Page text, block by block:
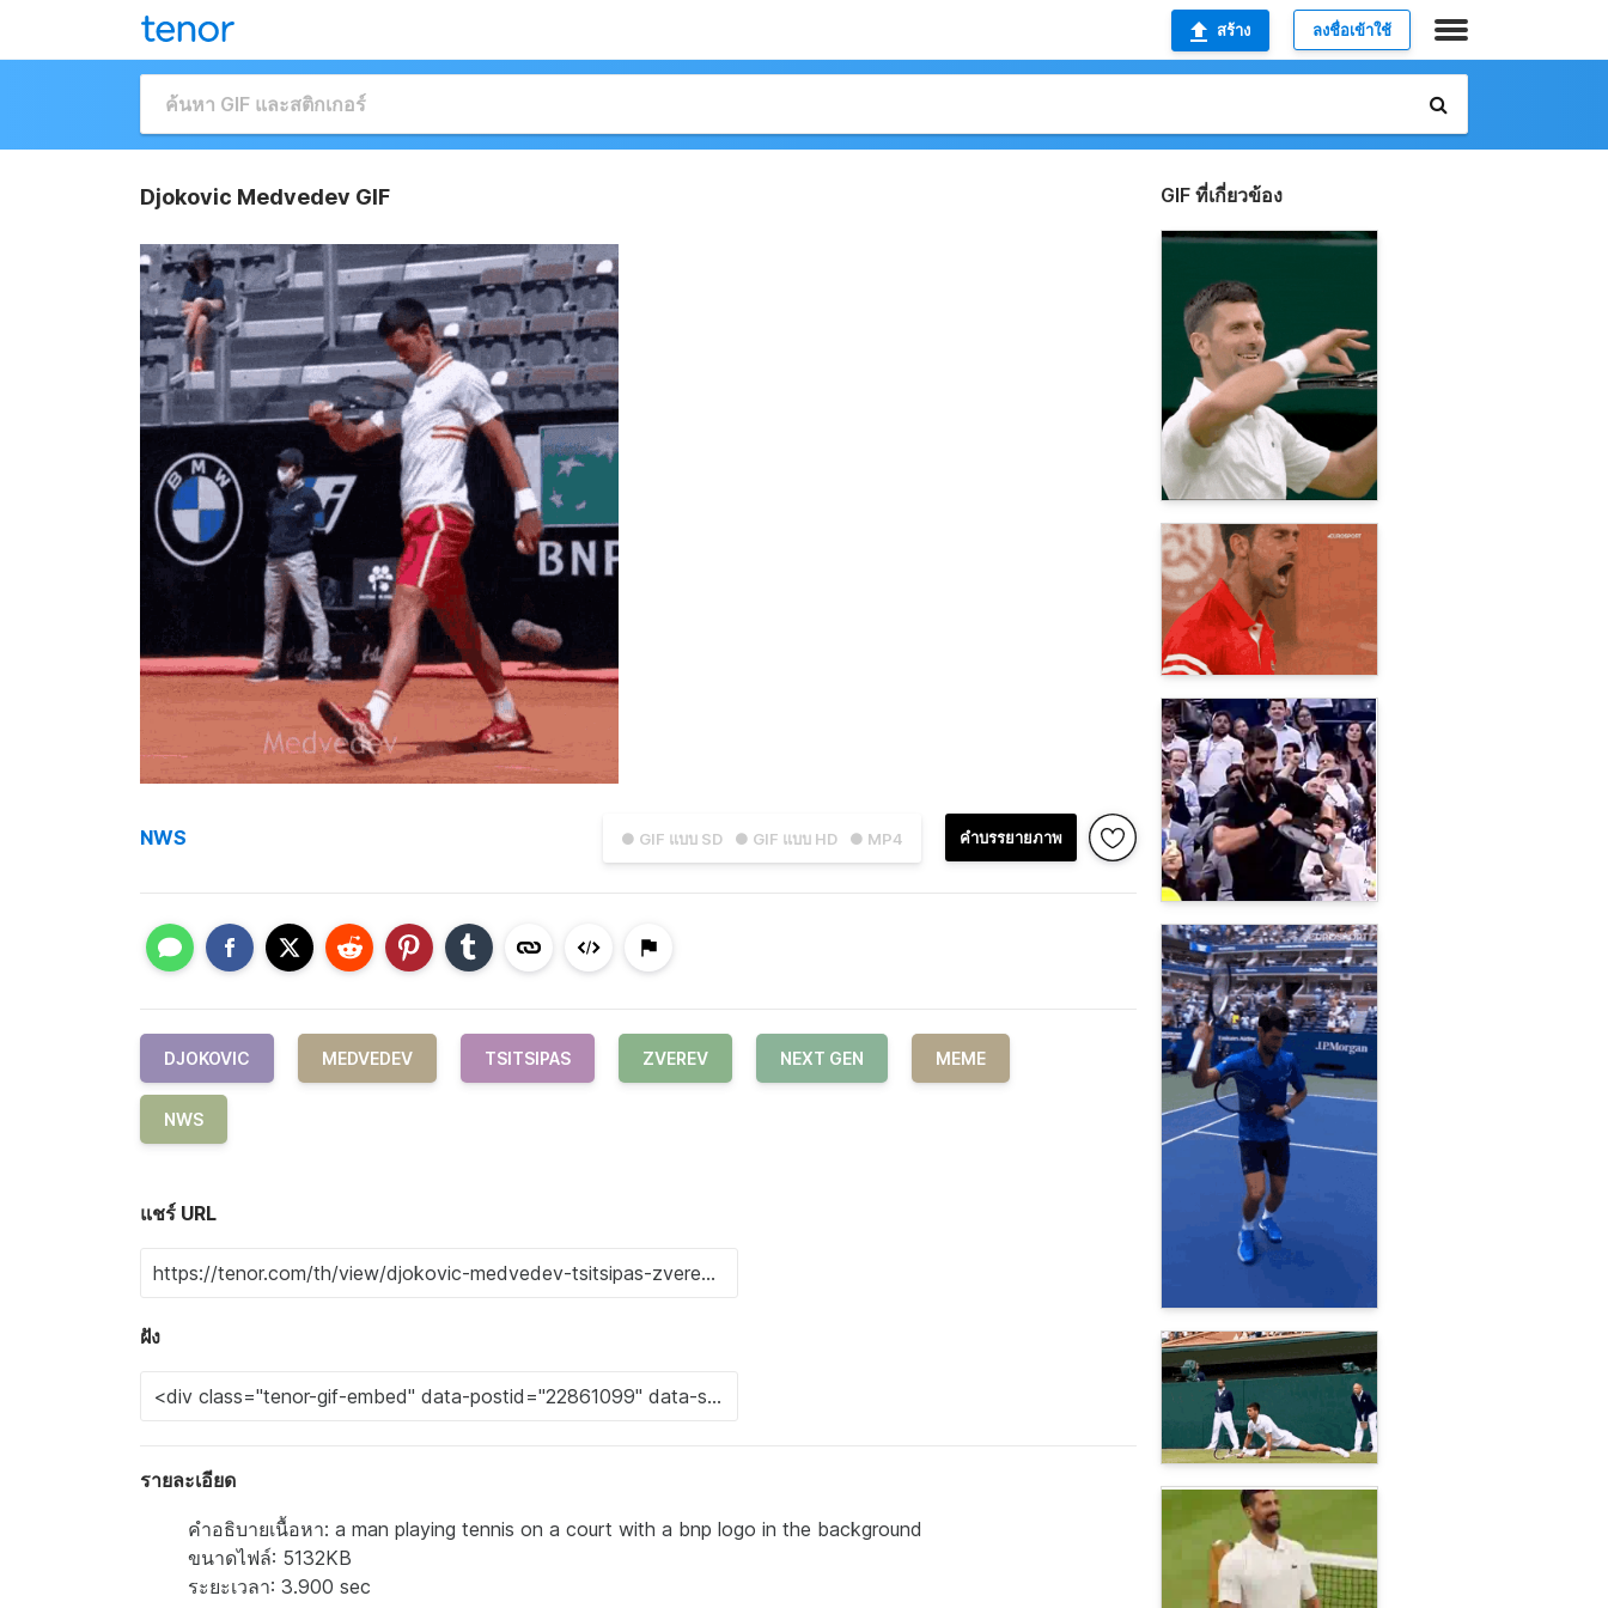
สร้าง ลงชื่อเข้าใช้
Djokovic Medvedev GIF
● GIF แบบ SD ● GIF แบบ HD ● MP4 คำบรรยายภาพ
NWS
DJOKOVIC MEDVEDEV TSITSIPAS ZVEREV NEXT GEN MEME
NWS
แชร์ URL
ฝัง
รายละเอียด
คำอธิบายเนื้อหา: a man playing tennis on a court with a bnp logo in the background
ขนาดไฟล์: 5132KB
ระยะเวลา: 3.900 sec
GIF ที่เกี่ยวข้อง